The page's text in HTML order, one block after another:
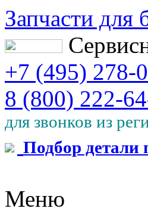
Запчасти для
+7 (495) 278-
8 (800) 222-
для звонков из
Подбор детали
Меню